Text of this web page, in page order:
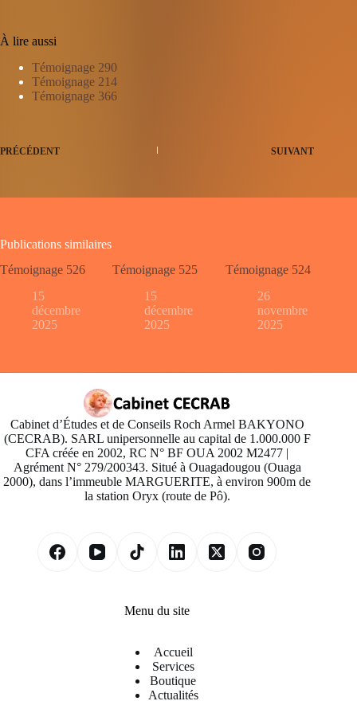
À lire aussi
Témoignage 290
Témoignage 214
Témoignage 366
PRÉCÉDENT SUIVANT
Publications similaires
Témoignage 526
15
décembre
2025
Témoignage 525
15
décembre
2025
Témoignage 524
26
novembre
2025
Cabinet d’Études et de Conseils Roch Armel BAKYONO
(CECRAB). SARL unipersonnelle au capital de 1.000.000 F
CFA créée en 2002, RC N° BF OUA 2002 M2477 |
Agrément N° 279/200343. Situé à Ouagadougou (Ouaga
2000), dans l’immeuble MARGUERITE, à environ 900m de
la station Oryx (route de Pô).
Menu du site
Accueil
Services
Boutique
Actualités